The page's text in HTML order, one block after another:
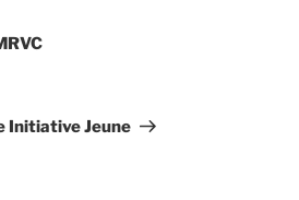
Initiative Jeune